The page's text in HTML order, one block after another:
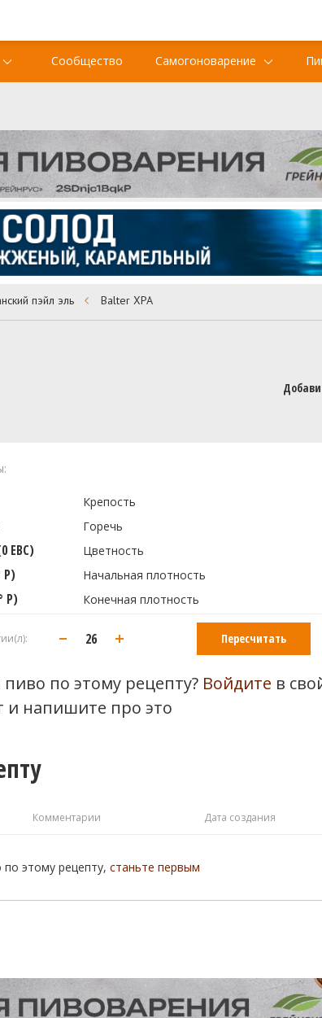
Сообщество Самогоноварение
пэйл эль Balter XPA
Крепость
Горечь
EBC) Цветность
P) Начальная плотность
P) Конечная плотность
Пересчитать
по этому рецепту? Войдите в
и напишите про это
Комментарии Дата создания
по этому рецепту,станьте первым